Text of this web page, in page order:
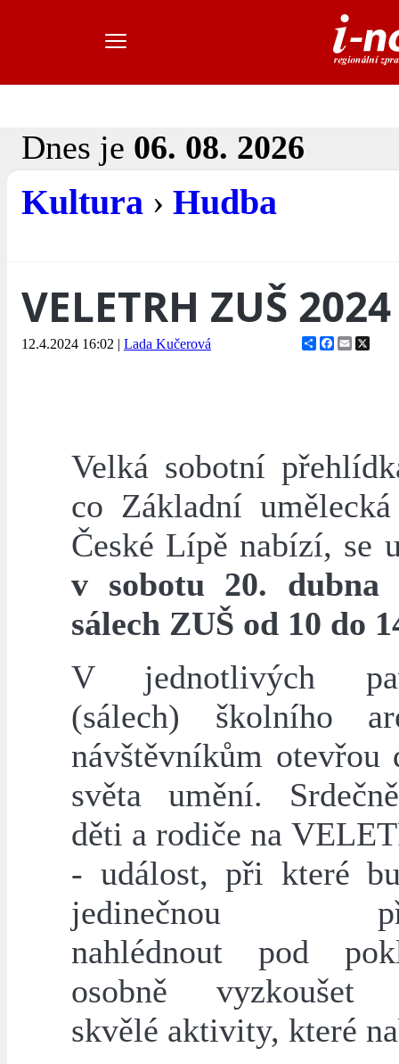
Dnes je 06. 08. 2026
Kultura › Hudba
VELETRH ZUŠ 2024
12.4.2024 16:02 | Lada Kučerová ShareFacebook
Email
Velká sobotní
co Základní
České Lípě nabízí, se
v sobotu 20. dubna
sálech ZUŠ od 10 do
V jednotlivých
(sálech) školního
návštěvníkům otevřou
světa umění.
děti a rodiče na
- událost, při které
jedinečnou
nahlédnout pod
osobně vyzkoušet
skvělé aktivity, které